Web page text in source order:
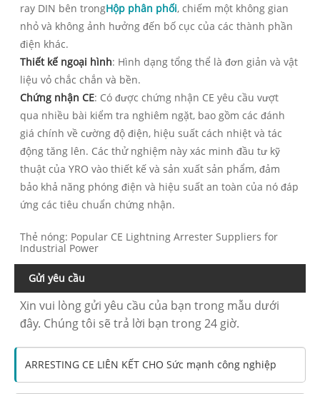
ray DIN bên trongHộp phân phối, chiếm một không gian
nhỏ và không ảnh hưởng đến bố cục của các thành phần
điện khác.
Thiết kế ngoại hình: Hình dạng tổng thể là đơn giản và vật
liệu vỏ chắc chắn và bền.
Chứng nhận CE: Có được chứng nhận CE yêu cầu vượt
qua nhiều bài kiểm tra nghiêm ngặt, bao gồm các đánh
giá chính về cường độ điện, hiệu suất cách nhiệt và tác
động tăng lên. Các thử nghiệm này xác minh đầu tư kỹ
thuật của YRO vào thiết kế và sản xuất sản phẩm, đảm
bảo khả năng phóng điện và hiệu suất an toàn của nó đáp
ứng các tiêu chuẩn chứng nhận.
Thẻ nóng: Popular CE Lightning Arrester Suppliers for
Industrial Power
Gửi yêu cầu
Xin vui lòng gửi yêu cầu của bạn trong mẫu dưới
đây. Chúng tôi sẽ trả lời bạn trong 24 giờ.